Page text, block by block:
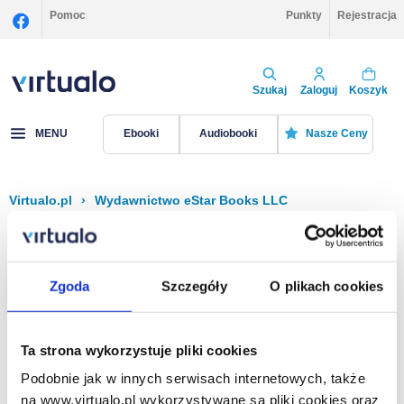
Zgoda Szczegóły O plikach cookies
Ta strona wykorzystuje pliki cookies
Podobnie jak w innych serwisach internetowych, także
na www.virtualo.pl wykorzystywane są pliki cookies oraz
Pomoc Punkty Rejestracja
Szukaj Zaloguj Koszyk
MENU Ebooki Audiobooki Nasze Ceny
Virtualo.pl › Wydawnictwo eStar Books LLC
Filtruj Sortuj
Na stronie